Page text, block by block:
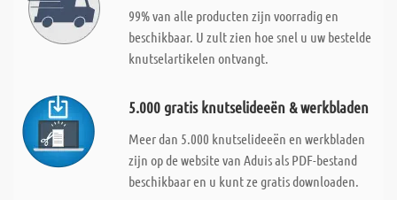
99% van alle producten zijn voorradig en
beschikbaar. U zult zien hoe snel u uw bestelde
knutselartikelen ontvangt.
5.000 gratis knutselideeën & werkbladen
Meer dan 5.000 knutselideeën en werkbladen
zijn op de website van Aduis als PDF-bestand
beschikbaar en u kunt ze gratis downloaden.